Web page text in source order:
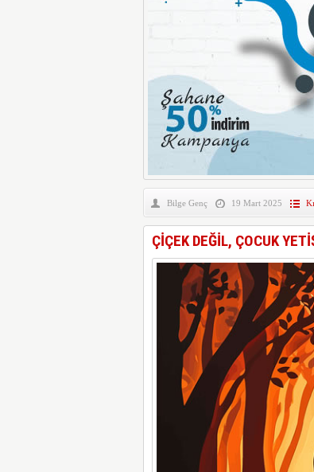
Bilge Genç 19 Mart 2025
ÇİÇEK DEĞİL, ÇOCUK